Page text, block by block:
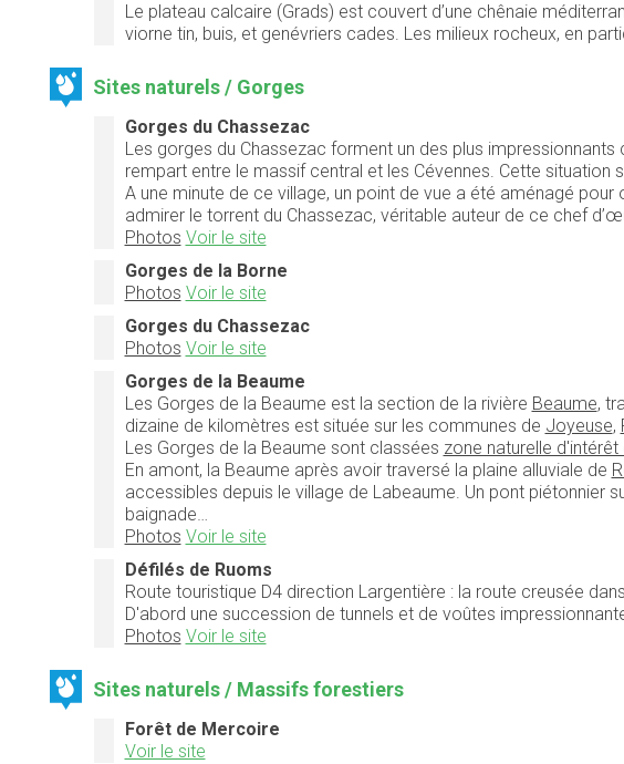
Le plateau calcaire (Grads) est couvert d’une chênaie
viorne tin, buis, et genévriers cades. Les milieux rocheux, en
Sites naturels / Gorges
Gorges du Chassezac
Les gorges du Chassezac forment un des plus
rempart entre le massif central et les Cévennes. Cette
A une minute de ce village, un point de vue a été aménagé
admirer le torrent du Chassezac, véritable auteur de ce chef
Photos Voir le site
Gorges de la Borne
Photos Voir le site
Gorges du Chassezac
Photos Voir le site
Gorges de la Beaume
Les Gorges de la Beaume est la section de la rivière Beaume,
dizaine de kilomètres est située sur les communes de Joyeuse,
Les Gorges de la Beaume sont classées zone naturelle
En amont, la Beaume après avoir traversé la plaine alluviale de
accessibles depuis le village de Labeaume. Un pont piétonnier
baignade…
Photos Voir le site
Défilés de Ruoms
Route touristique D4 direction Largentière : la route creusée
D'abord une succession de tunnels et de voûtes
Photos Voir le site
Sites naturels / Massifs forestiers
Forêt de Mercoire
Voir le site